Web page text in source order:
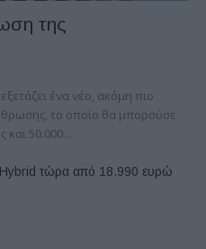
της
ένα νέο, ακόμη πιο
το οποίο θα μπορούσε
50.000...
τώρα από 18.990 ευρώ